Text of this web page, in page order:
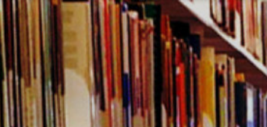
コ
ン
テ
ン
ツ
へ
ス